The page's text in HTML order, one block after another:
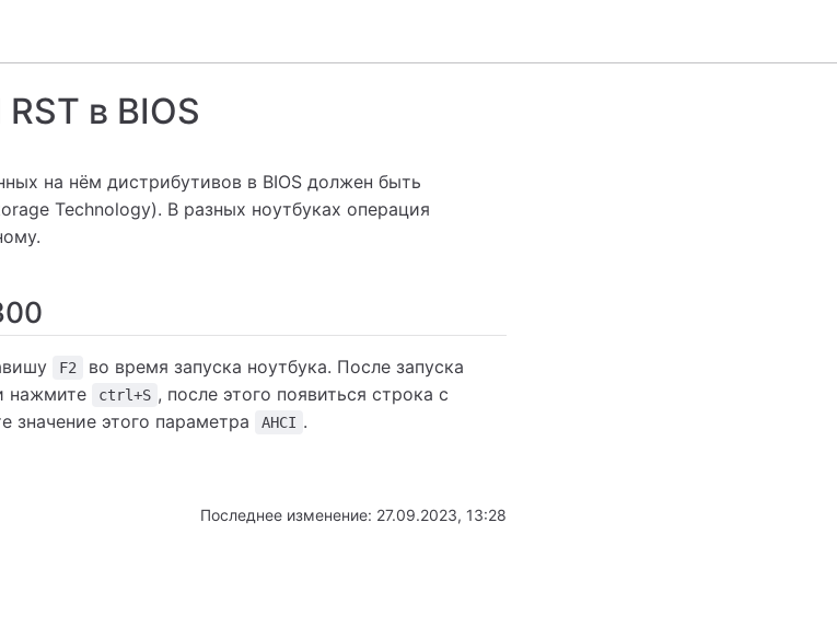
в BIOS
на нём дистрибутивов в BIOS должен быть
Technology). В разных ноутбуках операция
F2
во время запуска ноутбука. После запуска
нажмите ctrl+S , после этого появиться строка с
значение этого параметра AHCI .
Последнее изменение: 27.09.2023, 13:28